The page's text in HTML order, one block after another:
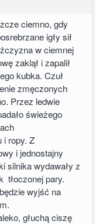
ciemno, gdy
igły sił
w ciemnej
zaklął i zapalił
kubka. Czuł
zmęczonych
Przez ledwie
świeżego
i ropy. Z
i jednostajny
silnika wydawały z
tłoczonej pary.
wyjść na
głuchą ciszę